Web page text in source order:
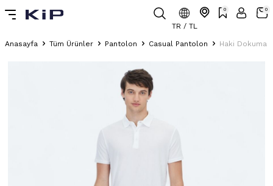
TR / TL
0 0
Anasayfa Tüm Ürünler Pantolon Casual Pantolon Haki Dokuma